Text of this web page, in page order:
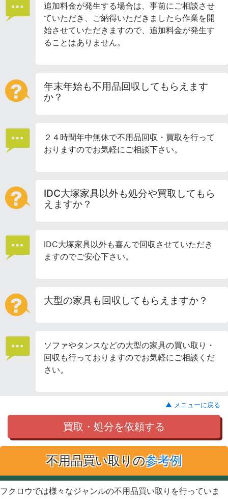
追加料金が発生する場合は、事前にご相談させ
ていただき、ご納得いただきましたら作業を開
始させていただきますので、追加料金が発生す
ることはありません。
年末年始も不用品回収してもらえます
か？
２４時間年中無休で不用品回収・買取を行って
おりますのでお気軽にご相談下さい。
IDC大塚家具以外も処分や買取してもら
えますか？
IDC大塚家具以外も喜んで回収させていただき
ますのでご安心下さい。
大型の家具も回収してもらえますか？
ソファやタンスなどの大型の家具の買い取り・
回収も行っておりますのでお気軽にご相談くだ
さい。
▲ メニューに戻る
買取・処分を依頼する
不用品買い取りの参考例
フクロウでは様々なジャンルの不用品買い取りを行っていま